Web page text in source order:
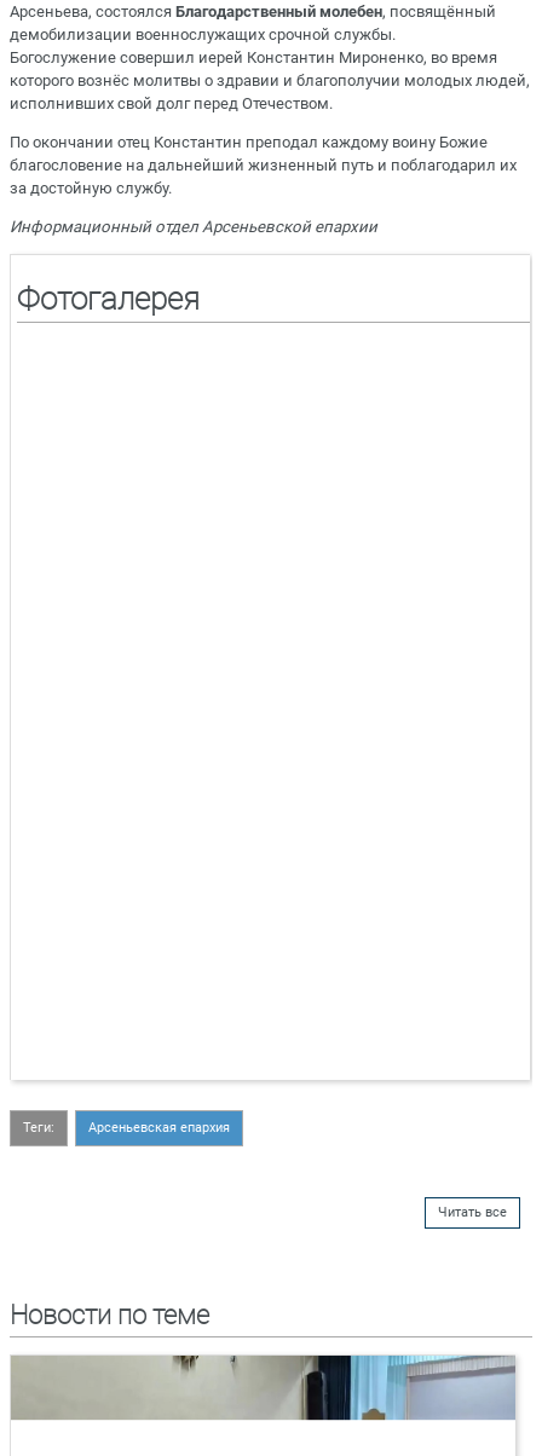
Арсеньева, состоялся Благодарственный молебен, посвящённый
демобилизации военнослужащих срочной службы.
Богослужение совершил иерей Константин Мироненко, во время
которого вознёс молитвы о здравии и благополучии молодых людей,
исполнивших свой долг перед Отечеством.
По окончании отец Константин преподал каждому воину Божие
благословение на дальнейший жизненный путь и поблагодарил их
за достойную службу.
Информационный отдел Арсеньевской епархии
Фотогалерея
Теги: Арсеньевская епархия
Читать все
Новости по теме